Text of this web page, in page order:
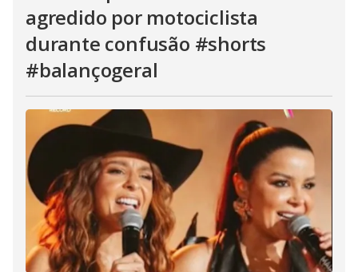
agredido por motociclista
durante confusão #shorts
#balançogeral